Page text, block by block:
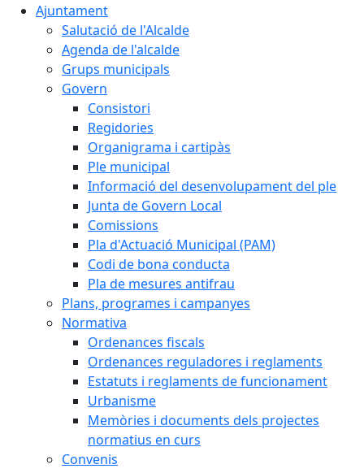
Ajuntament
Salutació de l'Alcalde
Agenda de l'alcalde
Grups municipals
Govern
Consistori
Regidories
Organigrama i cartipàs
Ple municipal
Informació del desenvolupament del ple
Junta de Govern Local
Comissions
Pla d'Actuació Municipal (PAM)
Codi de bona conducta
Pla de mesures antifrau
Plans, programes i campanyes
Normativa
Ordenances fiscals
Ordenances reguladores i reglaments
Estatuts i reglaments de funcionament
Urbanisme
Memòries i documents dels projectes
normatius en curs
Convenis